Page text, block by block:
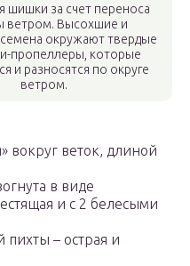
шишки за счет переноса
ветром. Высохшие и
окружают твердые
пропеллеры, которые
и разносятся по округе
ветром.
вокруг веток, длиной
в виде
и с 2 белесыми
– острая и